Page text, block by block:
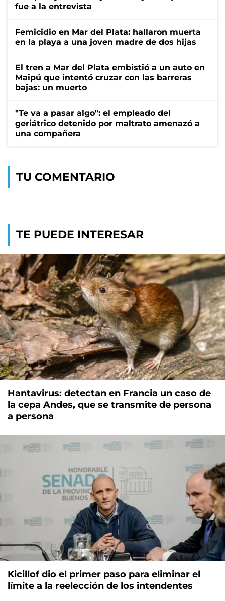
fue a la entrevista
Femicidio en Mar del Plata: hallaron muerta
en la playa a una joven madre de dos hijas
El tren a Mar del Plata embistió a un auto en
Maipú que intentó cruzar con las barreras
bajas: un muerto
"Te va a pasar algo": el empleado del
geriátrico detenido por maltrato amenazó a
una compañera
TU COMENTARIO
TE PUEDE INTERESAR
Hantavirus: detectan en Francia un caso de
la cepa Andes, que se transmite de persona
a persona
Kicillof dio el primer paso para eliminar el
límite a la reelección de los intendentes